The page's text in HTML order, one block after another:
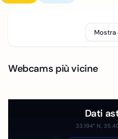
Mostra
Webcams più vicine
Dati
33.194° N,